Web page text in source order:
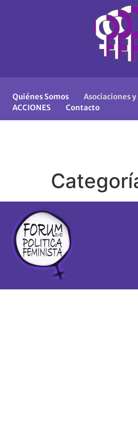
Quiénes Somos Asociaciones y
ACCIONES
Contacto